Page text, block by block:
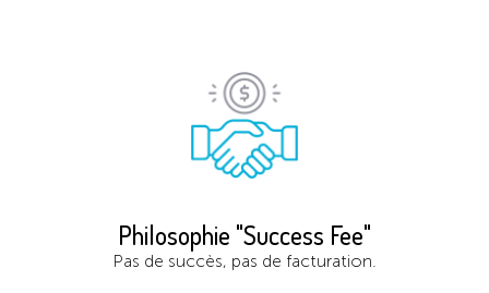
Philosophie "Success Fee"
Pas de succès, pas de facturation.